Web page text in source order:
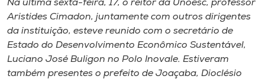
Store
Selecione
Na última sexta-feira, 17, o reitor da Unoesc, professor
Aristides Cimadon, juntamente com outros dirigentes
da instituição, esteve reunido com o secretário de
Estado do Desenvolvimento Econômico Sustentável,
Luciano José Buligon no Polo Inovale. Estiveram
também presentes o prefeito de Joaçaba, Dioclésio